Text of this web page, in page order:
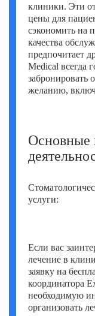
клиники. Эти
цены для
сэкономить на
качества
предпочитает
Medical всегда
забронировать
желанию,
Основные
услуги:
Если вас
лечение в
заявку на
координатора
необходимую
организовать